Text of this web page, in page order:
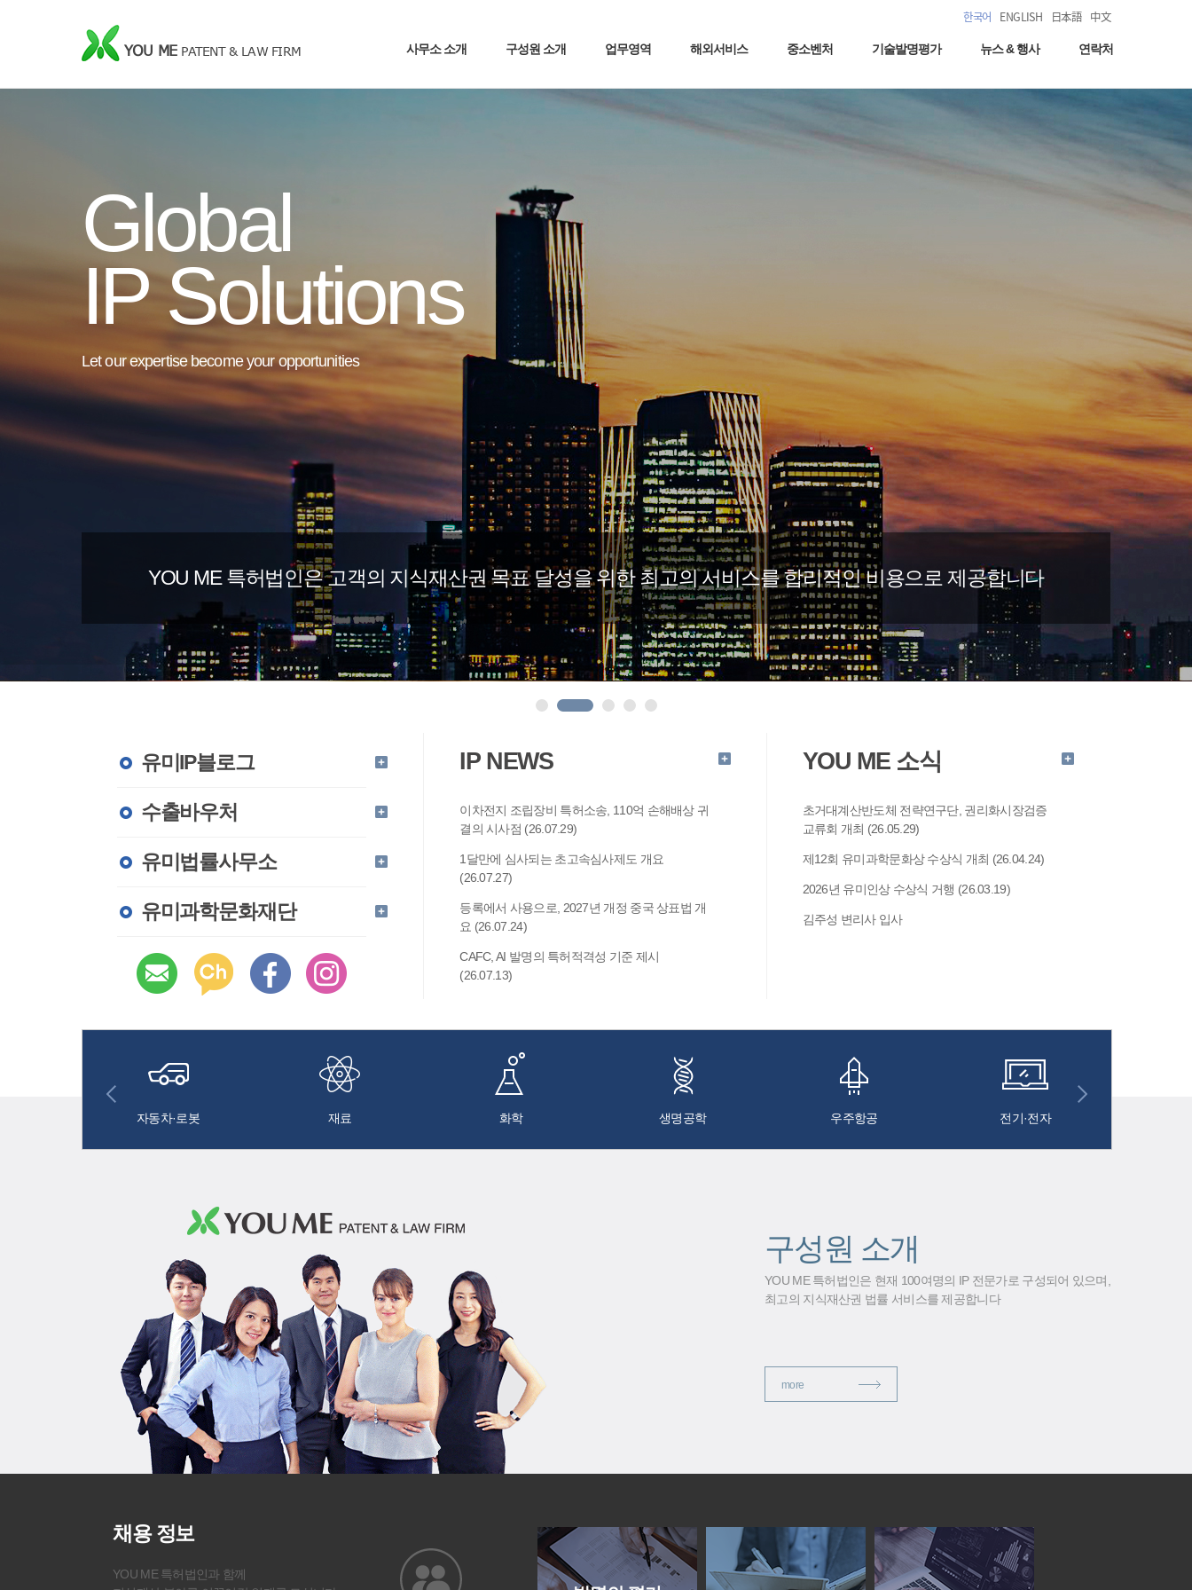
YOU ME PATENT & LAW FIRM
한국어 ENGLISH 日本語 中文
사무소 소개 구성원 소개 업무영역 해외서비스 중소벤처 기술발명평가 뉴스 & 행사 연락처
Global
IP Solutions
Let our expertise become your opportunities
YOU ME 특허법인은 고객의 지식재산권 목표 달성을 위한 최고의 서비스를 합리적인 비용으로 제공합니다
유미IP블로그
수출바우처
유미법률사무소
유미과학문화재단
IP NEWS
이차전지 조립장비 특허소송, 110억 손해배상 귀
결의 시사점 (26.07.29)
1달만에 심사되는 초고속심사제도 개요
(26.07.27)
등록에서 사용으로, 2027년 개정 중국 상표법 개
요 (26.07.24)
CAFC, AI 발명의 특허적격성 기준 제시
(26.07.13)
YOU ME 소식
초거대계산반도체 전략연구단, 권리화시장검증
교류회 개최 (26.05.29)
제12회 유미과학문화상 수상식 개최 (26.04.24)
2026년 유미인상 수상식 거행 (26.03.19)
김주성 변리사 입사
자동차·로봇 재료 화학 생명공학 우주항공 전기·전자
구성원 소개
YOU ME 특허법인은 현재 100여명의 IP 전문가로 구성되어 있으며,
최고의 지식재산권 법률 서비스를 제공합니다
more
채용 정보
YOU ME 특허법인과 함께